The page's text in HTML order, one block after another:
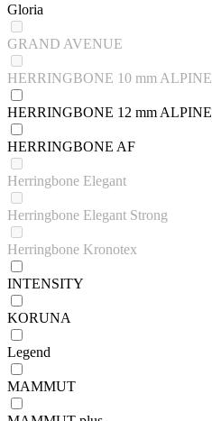
Gloria
GRAND AVENUE
HERRINGBONE 10 mm ALPINE
HERRINGBONE 12 mm ALPINE
HERRINGBONE AF
Herringbone Elegant
Herringbone Elegant Strong
Herringbone Kronotex
INTENSITY
KORUNA
Legend
MAMMUT